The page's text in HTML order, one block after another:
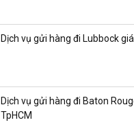
Dịch vụ gửi hàng đi Lubbock
Dịch vụ gửi hàng đi Baton
TpHCM